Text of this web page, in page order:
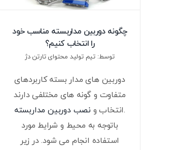
چگونه دوربین مداربسته مناسب خود
را انتخاب کنیم؟
توسط: تیم تولید محتوای تارتن دژ
دوربین های مدار بسته کاربردهای
متفاوت و گونه های مختلفی دارند
.انتخاب و نصب دوربین مداربسته
باتوجه به محیط و شرایط مورد
استفاده انجام می شود. در زیر